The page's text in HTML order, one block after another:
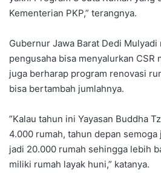
Kementerian PKP,” terangnya.
‎Gubernur Jawa Barat Dedi
pengusaha bisa menyalurkan CSR
juga berharap program renovasi
bisa bertambah jumlahnya.
‎”Kalau tahun ini Yayasan Buddha
4.000 rumah, tahun depan
jadi 20.000 rumah sehingga lebih
miliki rumah layak huni,” katanya.